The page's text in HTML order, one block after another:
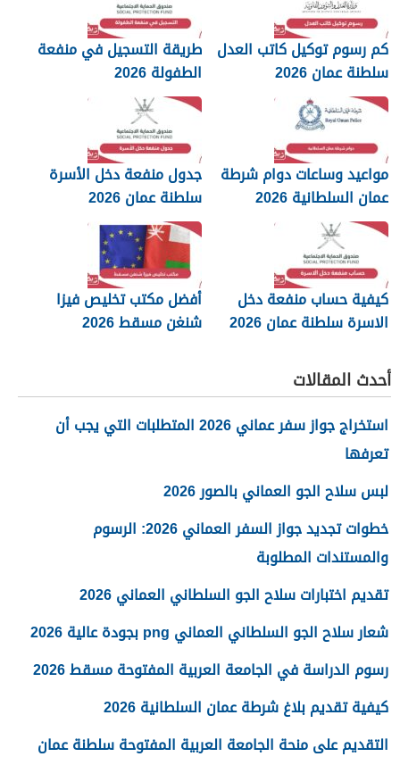
كم رسوم توكيل كاتب العدل
سلطنة عمان 2026
طريقة التسجيل في منفعة
الطفولة 2026
مواعيد وساعات دوام شرطة
عمان السلطانية 2026
جدول منفعة دخل الأسرة
سلطنة عمان 2026
كيفية حساب منفعة دخل
الاسرة سلطنة عمان 2026
أفضل مكتب تخليص فيزا
شنغن مسقط 2026
أحدث المقالات
استخراج جواز سفر عماني 2026 المتطلبات التي يجب أن
تعرفها
لبس سلاح الجو العماني بالصور 2026
خطوات تجديد جواز السفر العماني 2026: الرسوم
والمستندات المطلوبة
تقديم اختبارات سلاح الجو السلطاني العماني 2026
شعار سلاح الجو السلطاني العماني png بجودة عالية 2026
رسوم الدراسة في الجامعة العربية المفتوحة مسقط 2026
كيفية تقديم بلاغ شرطة عمان السلطانية 2026
التقديم على منحة الجامعة العربية المفتوحة سلطنة عمان